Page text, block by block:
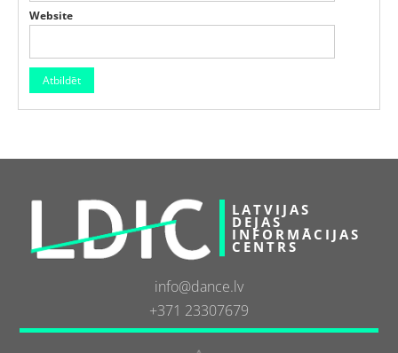
Website
LATVIJAS
DEJAS
INFORMĀCIJAS
CENTRS
info@dance.lv
+371 23307679